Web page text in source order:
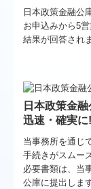
FX4クラウ
補助金・助
経営者お役
TKCシステ
日本政策金融公
お申込みから5
結果が回答され
日本政策金
迅速・確実に!
当事務所を通じ
手続きがスムー
必要書類は、当
公庫に提出します